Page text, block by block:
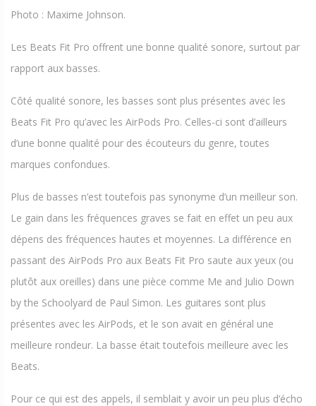
Photo : Maxime Johnson.
Les Beats Fit Pro offrent une bonne qualité sonore, surtout par
rapport aux basses.
Côté qualité sonore, les basses sont plus présentes avec les
Beats Fit Pro qu’avec les AirPods Pro. Celles-ci sont d’ailleurs
d’une bonne qualité pour des écouteurs du genre, toutes
marques confondues.
Plus de basses n’est toutefois pas synonyme d’un meilleur son.
Le gain dans les fréquences graves se fait en effet un peu aux
dépens des fréquences hautes et moyennes. La différence en
passant des AirPods Pro aux Beats Fit Pro saute aux yeux (ou
plutôt aux oreilles) dans une pièce comme Me and Julio Down
by the Schoolyard de Paul Simon. Les guitares sont plus
présentes avec les AirPods, et le son avait en général une
meilleure rondeur. La basse était toutefois meilleure avec les
Beats.
Pour ce qui est des appels, il semblait y avoir un peu plus d’écho